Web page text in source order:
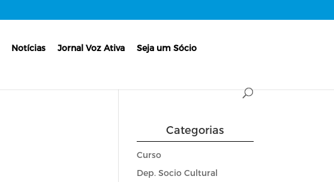
Notícias Jornal Voz Ativa Seja um Sócio
Categorias
Curso
Dep. Socio Cultural